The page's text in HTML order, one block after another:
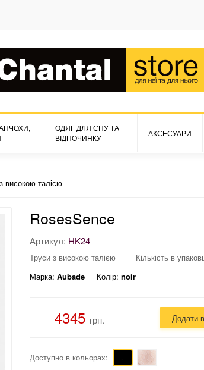
ОДЯГ ДЛЯ СНУ ТА
ВІДПОЧИНКУ
АКСЕСУАРИ
високою талією
RosesSence
Артикул: HK24
Труси з високою талією
Кількість в
Марка: Aubade Колір: noir
4345 грн. Додати
Доступно в кольорах: